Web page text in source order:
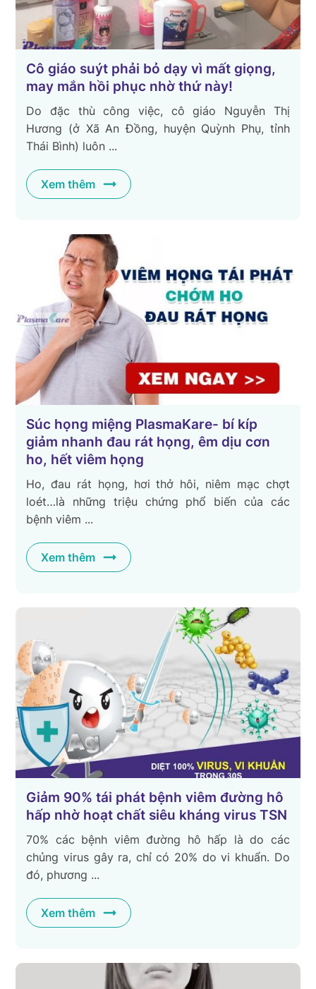
Cô giáo suýt phải bỏ dạy vì mất giọng,
may mắn hồi phục nhờ thứ này!
Do đặc thù công việc, cô giáo Nguyễn Thị
Hương (ở Xã An Đồng, huyện Quỳnh Phụ, tỉnh
Thái Bình) luôn ...
Xem thêm
Súc họng miệng PlasmaKare- bí kíp
giảm nhanh đau rát họng, êm dịu cơn
ho, hết viêm họng
Ho, đau rát họng, hơi thở hôi, niêm mạc chợt
loét…là những triệu chứng phổ biến của các
bệnh viêm ...
Xem thêm
Giảm 90% tái phát bệnh viêm đường hô
hấp nhờ hoạt chất siêu kháng virus TSN
70% các bệnh viêm đường hô hấp là do các
chủng virus gây ra, chỉ có 20% do vi khuẩn. Do
đó, phương ...
Xem thêm